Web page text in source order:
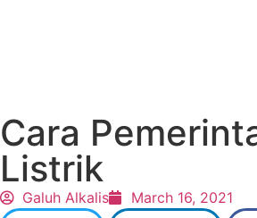
Cara
Listrik
Galuh Alkalis March 16, 2021